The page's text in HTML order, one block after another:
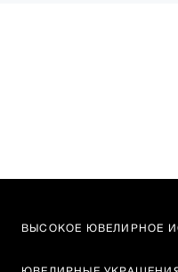
ВЫСОКОЕ ЮВЕЛИРНОЕ